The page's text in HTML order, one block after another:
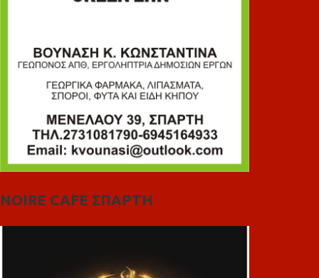
NOIRE CAFE ΣΠΑΡΤΗ